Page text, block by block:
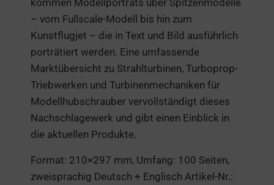
– vom Fullscale-Modell bis hin zum
Kunstflugjet – die in Text und Bild ausführlich
porträtiert werden. Eine umfassende
Marktübersicht zu Strahlturbinen, Turboprop-
Triebwerken und Turbinenmechaniken für
Modellhubschrauber vervollständigt dieses
Nachschlagewerk und gibt einen Einblick in
die aktuellen Produkte.
Format: 210×297 mm, Umfang: 100 Seiten,
zweisprachig Deutsch + Englisch Artikel-Nr.: